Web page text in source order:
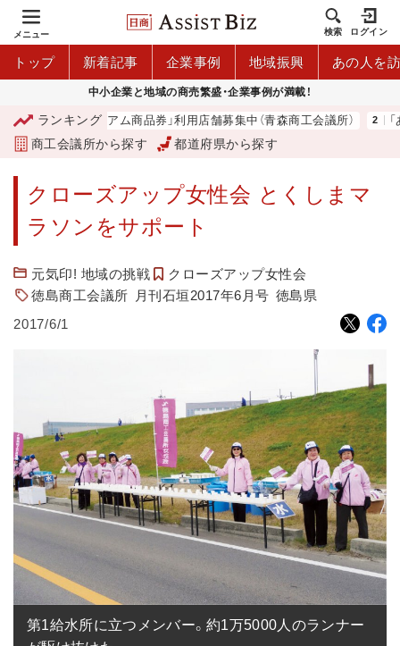
メニュー 検索 ログイン
トップ 新着記事 企業事例 地域振興 あの人を
中小企業と地域の商売繁盛・企業事例が満載！
ランキング
「青森市プレミアム商品券」利用店舗募集中（青森商工会議所） 「
商工会議所から探す 都道府県から探す
クローズアップ女性会 とくしまマ
ラソンをサポート
元気印! 地域の挑戦
クローズアップ女性会
徳島商工会議所
月刊石垣2017年6月号 徳島県
2017/6/1
第1給水所に立つメンバー。約1万5000人のランナー